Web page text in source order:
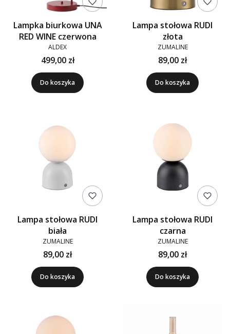
Lampka biurkowa UNA
RED WINE czerwona
ALDEX
499,00 zł
Do koszyka
Lampa stołowa RUDI
złota
ZUMALINE
89,00 zł
Do koszyka
Lampa stołowa RUDI
biała
ZUMALINE
89,00 zł
Do koszyka
Lampa stołowa RUDI
czarna
ZUMALINE
89,00 zł
Do koszyka